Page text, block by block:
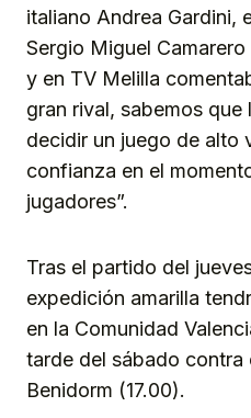
italiano Andrea Gardini,
Sergio Miguel
y en TV Melilla
gran rival, sabemos que
decidir un juego de alto
confianza en el
jugadores”.
Tras el partido del
expedición amarilla
en la Comunidad
tarde del sábado contra
Benidorm (17.00).